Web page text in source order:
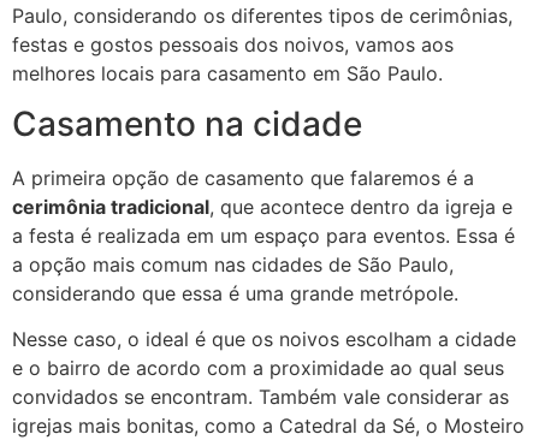
Paulo, considerando os diferentes tipos de cerimônias,
festas e gostos pessoais dos noivos, vamos aos
melhores locais para casamento em São Paulo.
Casamento na cidade
A primeira opção de casamento que falaremos é a
cerimônia tradicional, que acontece dentro da igreja e
a festa é realizada em um espaço para eventos. Essa é
a opção mais comum nas cidades de São Paulo,
considerando que essa é uma grande metrópole.
Nesse caso, o ideal é que os noivos escolham a cidade
e o bairro de acordo com a proximidade ao qual seus
convidados se encontram. Também vale considerar as
igrejas mais bonitas, como a Catedral da Sé, o Mosteiro